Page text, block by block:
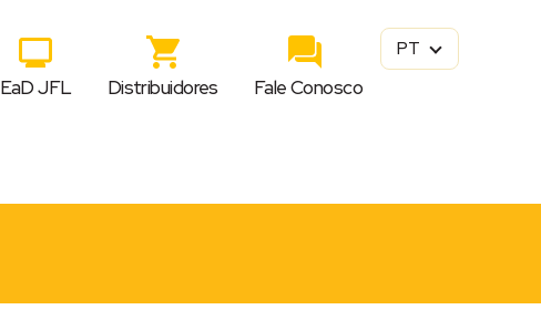
EaD JFL Distribuidores Fale Conosco
PT